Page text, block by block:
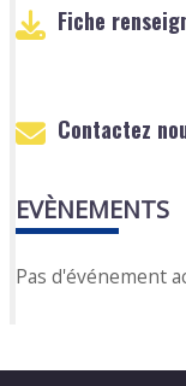
Fiche
Contactez
EVÈNEMENTS
Pas d'événement